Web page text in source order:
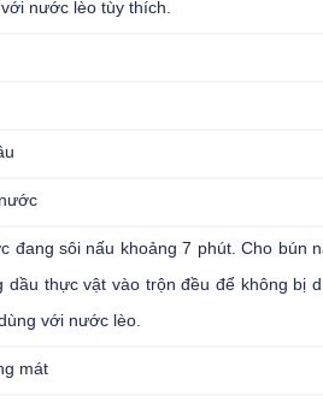
nước lèo tùy thích.
đang sôi nấu khoảng 7 phút. Cho bún
dầu thực vật vào trộn đều để không bị
với nước lèo.
mát